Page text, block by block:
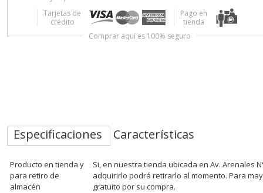
Tarjetas de
crédito
Pago en
tienda
Comprar aquí es 100% seguro
Especificaciones Características
Producto en tienda y
para retiro de
almacén
Si, en nuestra tienda ubicada en Av. Arenales
adquirirlo podrá retirarlo al momento. Para
gratuito por su compra.